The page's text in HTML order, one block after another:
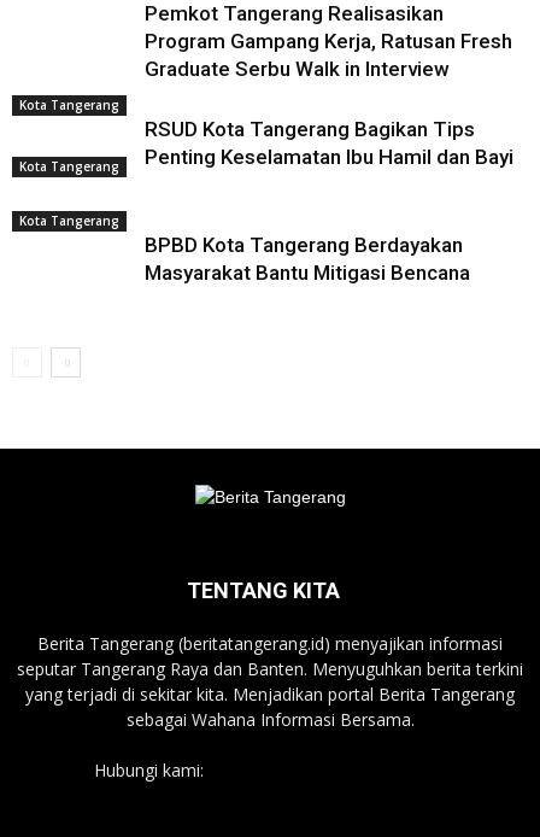
Kota Tangerang
Pemkot Tangerang Realisasikan
Program Gampang Kerja, Ratusan Fresh
Graduate Serbu Walk in Interview
Kota Tangerang
RSUD Kota Tangerang Bagikan Tips
Penting Keselamatan Ibu Hamil dan Bayi
Kota Tangerang
BPBD Kota Tangerang Berdayakan
Masyarakat Bantu Mitigasi Bencana
TENTANG KITA
Berita Tangerang (beritatangerang.id) menyajikan informasi
seputar Tangerang Raya dan Banten. Menyuguhkan berita terkini
yang terjadi di sekitar kita. Menjadikan portal Berita Tangerang
sebagai Wahana Informasi Bersama.
Hubungi kami: